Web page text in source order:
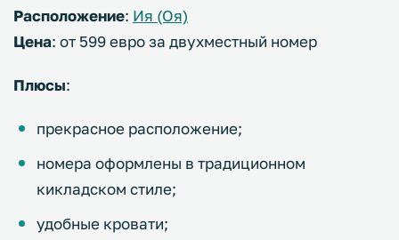
Расположение: Ия (Оя)
Цена: от 599 евро за двухместный номер
Плюсы:
прекрасное расположение;
номера оформлены в традиционном
кикладском стиле;
удобные кровати;